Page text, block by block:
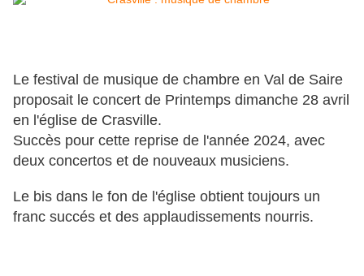
Le festival de musique de chambre en Val de Saire
proposait le concert de Printemps dimanche 28 avril
en l'église de Crasville.
Succès pour cette reprise de l'année 2024, avec
deux concertos et de nouveaux musiciens.
Le bis dans le fon de l'église obtient toujours un
franc succés et des applaudissements nourris.